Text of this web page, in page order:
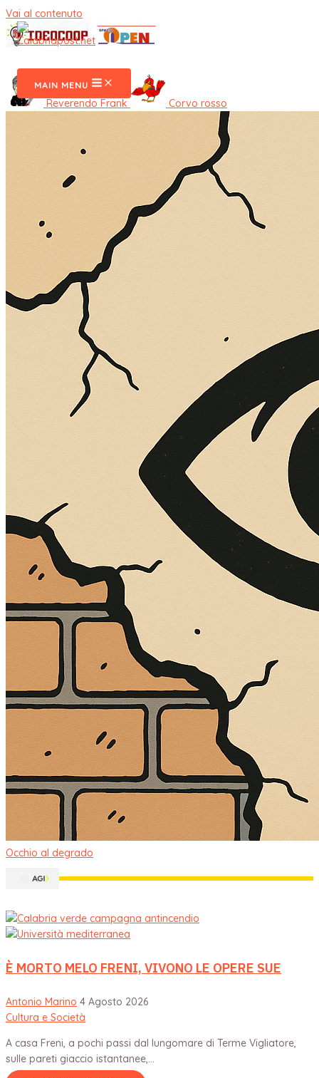
Vai al contenuto
MAIN MENU
Reverendo Frank Corvo rosso
Occhio al degrado
È MORTO MELO FRENI, VIVONO LE OPERE SUE
Antonio Marino 4 Agosto 2026
Cultura e Società
A casa Freni, a pochi passi dal lungomare di Terme Vigliatore,
sulle pareti giaccio istantanee,...